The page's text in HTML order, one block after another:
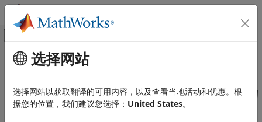
跳到内容
画布外导航菜单切换
文档主页
Simulink Check
主要内容
本页采用了机器翻译。点击此处可查看英文原文。
检查 Stateflow 图中一元减法运算的
使用
选择网站
选择网站以获取翻译的可用内容，以及查看当地活动和优惠。根
据您的位置，我们建议您选择： United States。